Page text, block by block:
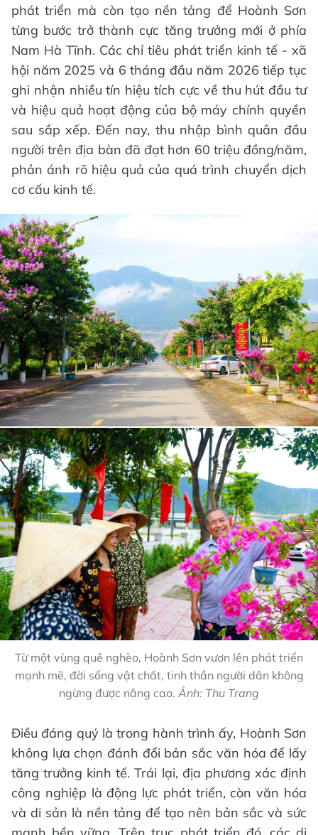
phát triển mà còn tạo nền tảng để Hoành Sơn
từng bước trở thành cực tăng trưởng mới ở phía
Nam Hà Tĩnh. Các chỉ tiêu phát triển kinh tế - xã
hội năm 2025 và 6 tháng đầu năm 2026 tiếp tục
ghi nhận nhiều tín hiệu tích cực về thu hút đầu tư
và hiệu quả hoạt động của bộ máy chính quyền
sau sắp xếp. Đến nay, thu nhập bình quân đầu
người trên địa bàn đã đạt hơn 60 triệu đồng/năm,
phản ánh rõ hiệu quả của quá trình chuyển dịch
cơ cấu kinh tế.
Từ một vùng quê nghèo, Hoành Sơn vươn lên phát triển
mạnh mẽ, đời sống vật chất, tinh thần người dân không
ngừng được nâng cao. Ảnh: Thu Trang
Điều đáng quý là trong hành trình ấy, Hoành Sơn
không lựa chọn đánh đổi bản sắc văn hóa để lấy
tăng trưởng kinh tế. Trái lại, địa phương xác định
công nghiệp là động lực phát triển, còn văn hóa
và di sản là nền tảng để tạo nên bản sắc và sức